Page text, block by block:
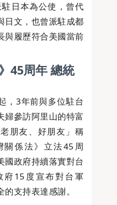
日本為公使，曾代
日文，也曾派駐成都
與履歷符合美國當前
45周年 總統
，3年前與多位駐台
婦參訪阿里山的特富
朋友、好朋友」稱
關係法》立法45周
國政府持續落實對台
府15度宣布對台軍
支持表達感謝。